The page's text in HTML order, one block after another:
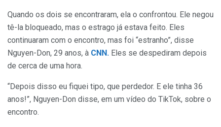
Quando os dois se encontraram, ela o confrontou. Ele negou
tê-la bloqueado, mas o estrago já estava feito. Eles
continuaram com o encontro, mas foi “estranho”, disse
Nguyen-Don, 29 anos, à CNN. Eles se despediram depois
de cerca de uma hora.
“Depois disso eu fiquei tipo, que perdedor. E ele tinha 36
anos!”, Nguyen-Don disse, em um vídeo do TikTok, sobre o
encontro.